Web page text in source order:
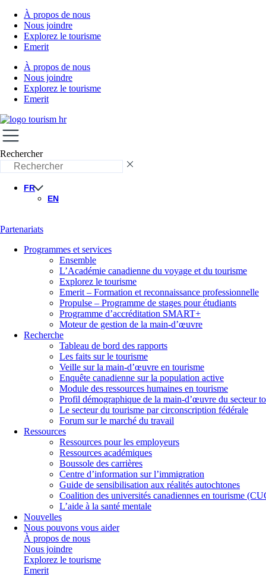
À propos de nous
Nous joindre
Explorez le tourisme
Emerit
À propos de nous
Nous joindre
Explorez le tourisme
Emerit
Rechercher
FR
EN
Partenariats
Programmes et services
Ensemble
L’Académie canadienne du voyage et du tourisme
Explorez le tourisme
Emerit – Formation et reconnaissance professionnelle
Propulse – Programme de stages pour étudiants
Programme d’accréditation SMART+
Moteur de gestion de la main-d’œuvre
Recherche
Tableau de bord des rapports
Les faits sur le tourisme
Veille sur la main-d’œuvre en tourisme
Enquête canadienne sur la population active
Module des ressources humaines en tourisme
Profil démographique de la main-d’œuvre du secteur
Le secteur du tourisme par circonscription fédérale
Forum sur le marché du travail
Ressources
Ressources pour les employeurs
Ressources académiques
Boussole des carrières
Centre d’information sur l’immigration
Guide de sensibilisation aux réalités autochtones
Coalition des universités canadiennes en tourisme
L’aide à la santé mentale
Nouvelles
Nous pouvons vous aider
À propos de nous
Nous joindre
Explorez le tourisme
Emerit